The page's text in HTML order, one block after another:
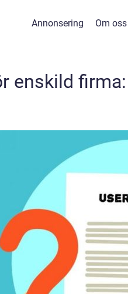
Annonsering Om oss
enskild